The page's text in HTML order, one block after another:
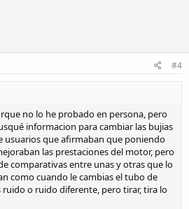
#4
no lo he probado en persona, pero
informacion para cambiar las bujias
usuarios que afirmaban que poniendo
las prestaciones del motor, pero
comparativas entre unas y otras que lo
como cuando le cambias el tubo de
ruido o ruido diferente, pero tirar, tira lo